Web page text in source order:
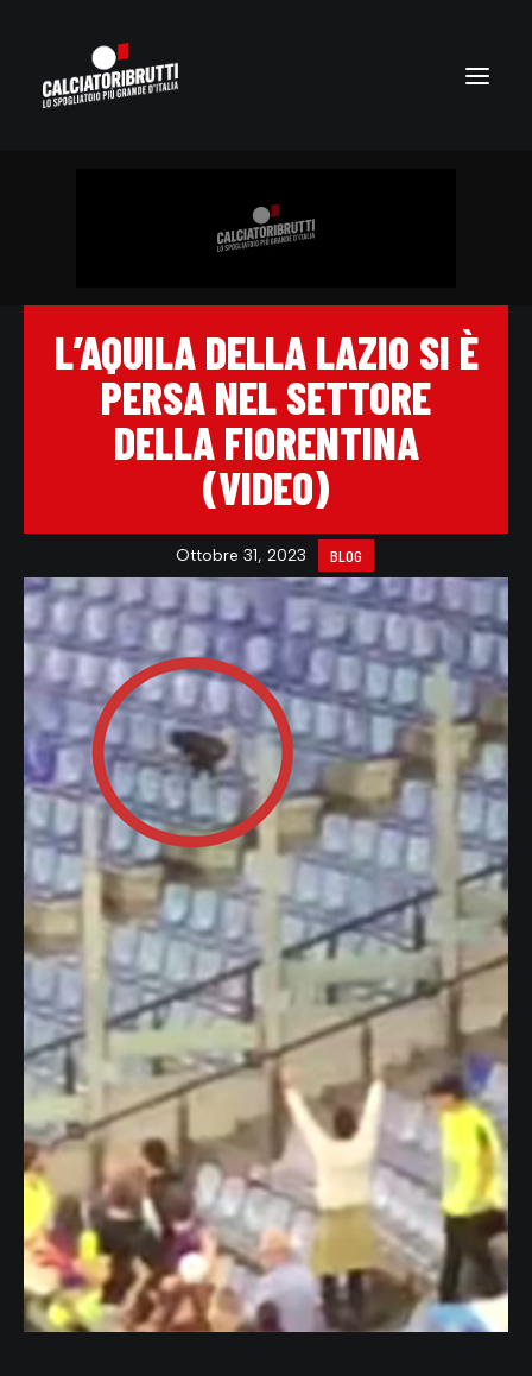
L’AQUILA DELLA LAZIO SI È
PERSA NEL SETTORE
DELLA FIORENTINA
(VIDEO)
Ottobre 31, 2023 BLOG